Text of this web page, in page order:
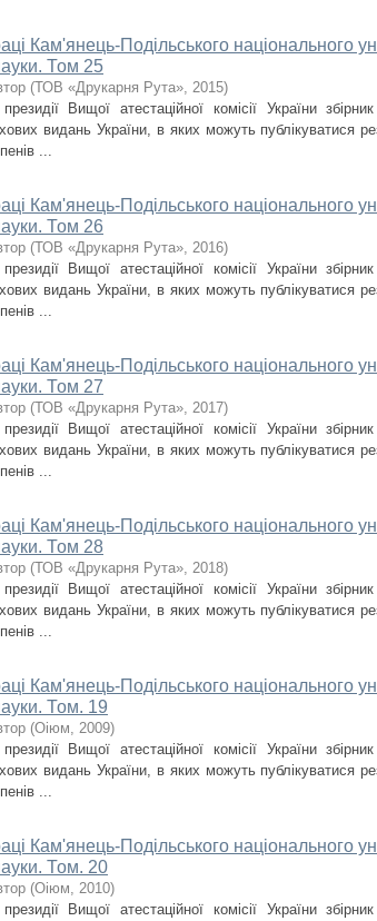
Кам'янець-Подільського національного
Том 25
(ТОВ «Друкарня Рута», 2015)
Вищої атестаційної комісії України
видань України, в яких можуть публікуватися
...
Кам'янець-Подільського національного
Том 26
(ТОВ «Друкарня Рута», 2016)
Вищої атестаційної комісії України
видань України, в яких можуть публікуватися
...
Кам'янець-Подільського національного
Том 27
(ТОВ «Друкарня Рута», 2017)
Вищої атестаційної комісії України
видань України, в яких можуть публікуватися
...
Кам'янець-Подільського національного
Том 28
(ТОВ «Друкарня Рута», 2018)
Вищої атестаційної комісії України
видань України, в яких можуть публікуватися
...
Кам'янець-Подільського національного
Том. 19
(Оіюм, 2009)
Вищої атестаційної комісії України
видань України, в яких можуть публікуватися
...
Кам'янець-Подільського національного
Том. 20
(Оіюм, 2010)
Вищої атестаційної комісії України